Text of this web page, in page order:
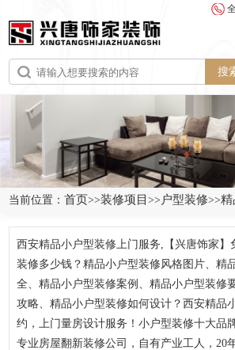
搜
当前位置：首页>>装修项目>> 户型装修>>精
西安精品小户型装修上门服务,【兴唐饰家】
装修多少钱？精品小户型装修风格图片、精
全、精品小户型装修案例、精品小户型装修
攻略、精品小户型装修如何设计？西安精品
约，上门量房设计服务！小户型装修十大品
专业房屋翻新装修公司，自有产业工人，20